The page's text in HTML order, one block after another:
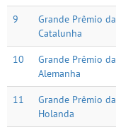
9
Grande Prêmio da
Catalunha
10
Grande Prêmio da
Alemanha
11
Grande Prêmio da
Holanda